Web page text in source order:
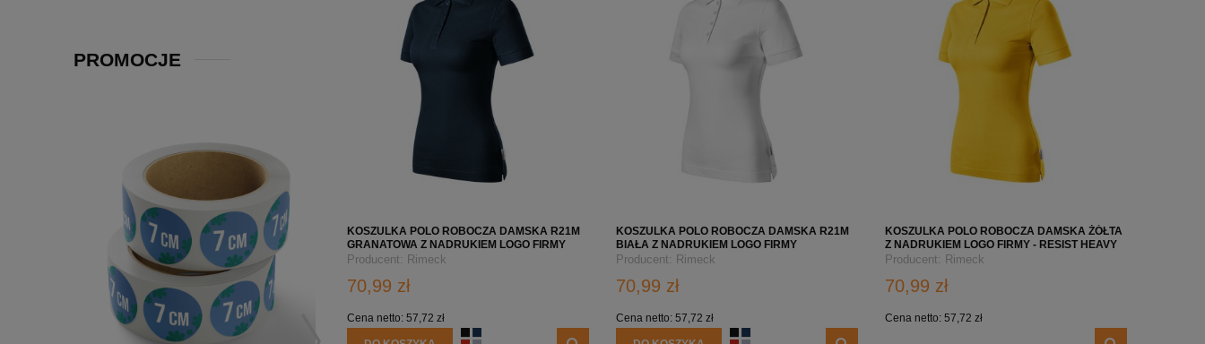
PROMOCJE
KOSZULKA POLO ROBOCZA DAMSKA R21M
GRANATOWA Z NADRUKIEM LOGO FIRMY
Producent: Rimeck
70,99 zł
Cena netto: 57,72 zł
KOSZULKA POLO ROBOCZA DAMSKA R21M
BIAŁA Z NADRUKIEM LOGO FIRMY
Producent: Rimeck
70,99 zł
Cena netto: 57,72 zł
KOSZULKA POLO ROBOCZA DAMSKA ŻÓŁTA
Z NADRUKIEM LOGO FIRMY - RESIST HEAVY
POLO R21
Producent: Rimeck
70,99 zł
Cena netto: 57,72 zł